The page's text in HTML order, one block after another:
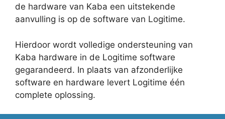
de hardware van Kaba een uitstekende
aanvulling is op de software van Logitime.
Hierdoor wordt volledige ondersteuning van
Kaba hardware in de Logitime software
gegarandeerd. In plaats van afzonderlijke
software en hardware levert Logitime één
complete oplossing.